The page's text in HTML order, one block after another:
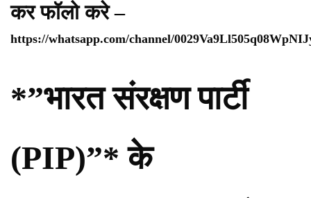
कर फॉलो करे –
https://whatsapp.com/channel/
*”भारत संरक्षण पार्टी
(PIP)”* के